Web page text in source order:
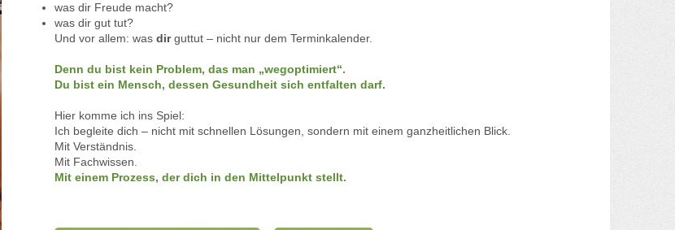
was dir Freude macht?
was dir gut tut?
Und vor allem: was dirguttut – nicht nur dem Terminkalender.
Denn du bist kein Problem, das man „wegoptimiert“.
Du bist ein Mensch, dessen Gesundheit sich entfalten darf.
Hier komme ich ins Spiel:
Ich begleite dich – nicht mit schnellen Lösungen, sondern mit einem ganzheitlichen Blick.
Mit Verständnis.
Mit Fachwissen.
Mit einem Prozess, der dich in den Mittelpunkt stellt.